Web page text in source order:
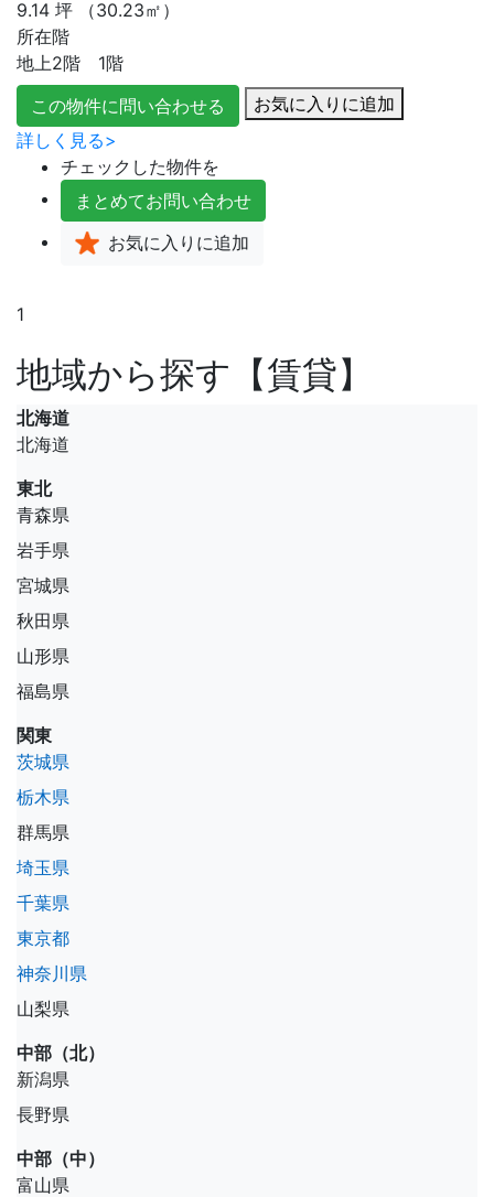
9.14 坪 （30.23㎡）
所在階
地上2階 1階
この物件に問い合わせる
お気に入りに追加
詳しく見る>
チェックした物件を
まとめてお問い合わせ
お気に入り に追加
1
地域から探す【賃貸】
北海道
北海道
東北
青森県
岩手県
宮城県
秋田県
山形県
福島県
関東
茨城県
栃木県
群馬県
埼玉県
千葉県
東京都
神奈川県
山梨県
中部（北）
新潟県
長野県
中部（中）
富山県